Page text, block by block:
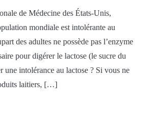
de Médecine des États-Unis,
mondiale est intolérante au
des adultes ne possède pas l’enzyme
pour digérer le lactose (le sucre du
une intolérance au lactose ? Si vous ne
laitiers, […]